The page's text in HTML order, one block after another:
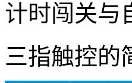
计时闯关与
三指触控的